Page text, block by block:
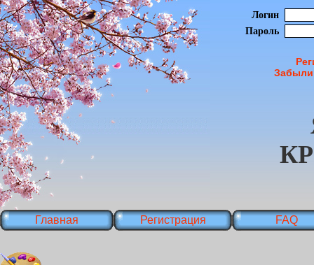
Логин
Пароль
Главная Регистрация FAQ